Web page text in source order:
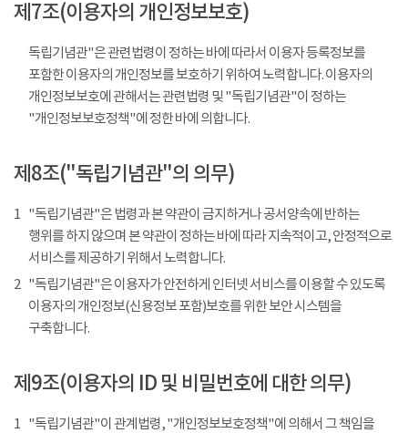
제7조(이용자의 개인정보보호)
독립기념관"은 관련법령이 정하는 바에 따라서 이용자 등록정보를
포함한 이용자의 개인정보를 보호하기 위하여 노력합니다. 이용자의
개인정보보호에 관해서는 관련법령 및 "독립기념관"이 정하는
"개인정보보호정책"에 정한 바에 의합니다.
제8조("독립기념관"의 의무)
1 "독립기념관"은 법령과 본 약관이 금지하거나 공서양속에 반하는
행위를 하지 않으며 본 약관이 정하는 바에 따라 지속적이고, 안정적으로
서비스를 제공하기 위해서 노력합니다.
2 "독립기념관"은 이용자가 안전하게 인터넷 서비스를 이용할 수 있도록
이용자의 개인정보(신용정보 포함)보호를 위한 보안 시스템을
구축합니다.
제9조(이용자의 ID 및 비밀번호에 대한 의무)
1 "독립기념관"이 관계법령, "개인정보보호정책"에 의해서 그 책임을